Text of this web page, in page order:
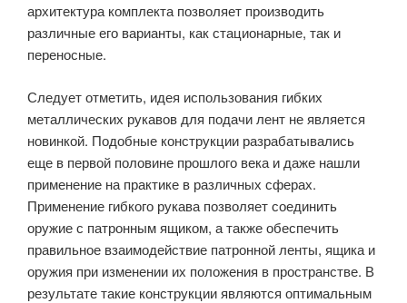
архитектура комплекта позволяет производить
различные его варианты, как стационарные, так и
переносные.
Следует отметить, идея использования гибких
металлических рукавов для подачи лент не является
новинкой. Подобные конструкции разрабатывались
еще в первой половине прошлого века и даже нашли
применение на практике в различных сферах.
Применение гибкого рукава позволяет соединить
оружие с патронным ящиком, а также обеспечить
правильное взаимодействие патронной ленты, ящика и
оружия при изменении их положения в пространстве. В
результате такие конструкции являются оптимальным